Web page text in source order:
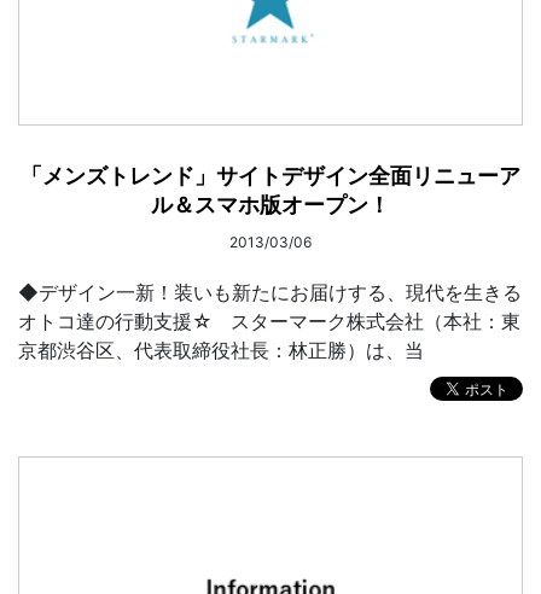
「メンズトレンド」サイトデザイン全面リニューア
ル＆スマホ版オープン！
2013/03/06
◆デザイン一新！装いも新たにお届けする、現代を生きる
オトコ達の行動支援☆ スターマーク株式会社（本社：東
京都渋谷区、代表取締役社長：林正勝）は、当